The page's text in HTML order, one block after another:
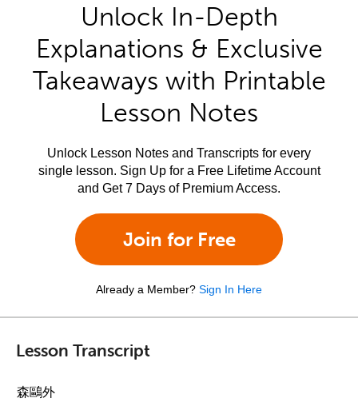
Unlock In-Depth
Explanations & Exclusive
Takeaways with Printable
Lesson Notes
Unlock Lesson Notes and Transcripts for every
single lesson. Sign Up for a Free Lifetime Account
and Get 7 Days of Premium Access.
Join for Free
Already a Member? Sign In Here
Lesson Transcript
森鷗外